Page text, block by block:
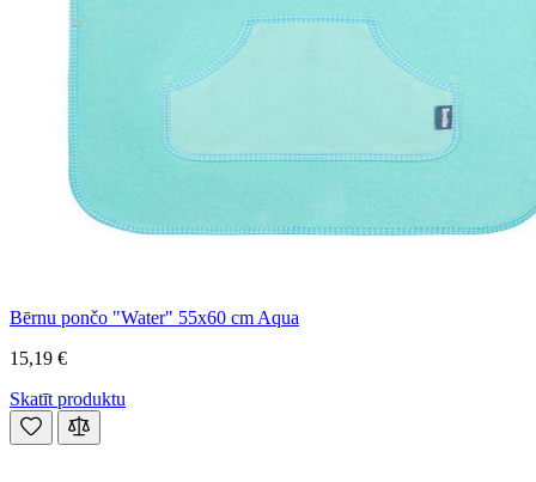
Bērnu pončo "Water" 55x60 cm Aqua
15,19 €
Skatīt produktu